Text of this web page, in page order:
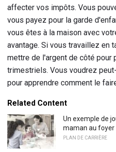
affecter vos impôts. Vous
vous payez pour la garde
vous êtes à la maison avec
avantage. Si vous travaillez en
mettre de l'argent de côté pour
trimestriels. Vous voudrez
pour apprendre comment le
Related Content
Un exemple de
maman au foyer
PLAN DE CARRIÈRE